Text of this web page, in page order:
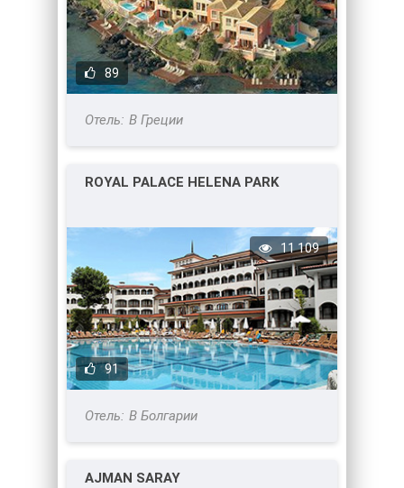
89
В Греции
ROYAL PALACE HELENA PARK
91
11 109
В Болгарии
AJMAN SARAY